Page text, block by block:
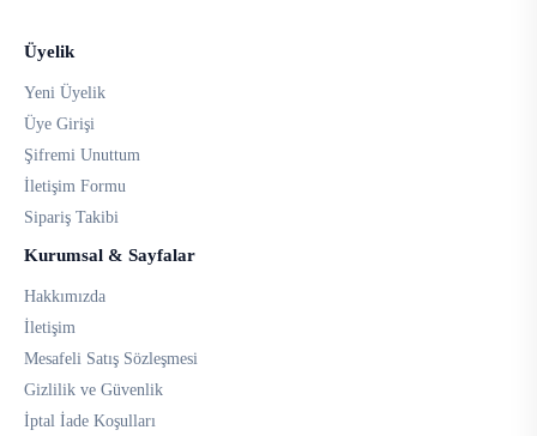
Üyelik
Yeni Üyelik
Üye Girişi
Şifremi Unuttum
İletişim Formu
Sipariş Takibi
Kurumsal & Sayfalar
Hakkımızda
İletişim
Mesafeli Satış Sözleşmesi
Gizlilik ve Güvenlik
İptal İade Koşulları